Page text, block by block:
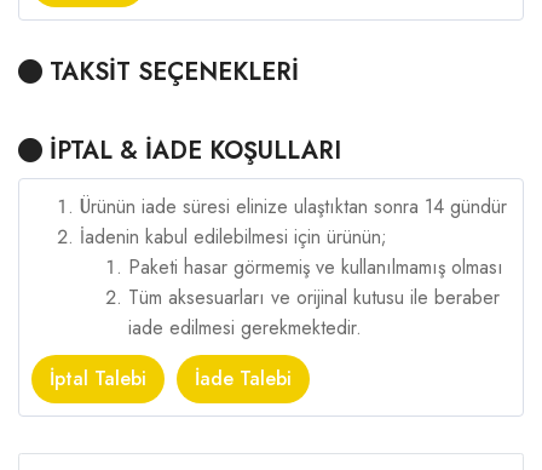
TAKSİT SEÇENEKLERİ
İPTAL & İADE KOŞULLARI
Ürünün iade süresi elinize ulaştıktan sonra 14 gündür
İadenin kabul edilebilmesi için ürünün;
Paketi hasar görmemiş ve kullanılmamış olması
Tüm aksesuarları ve orijinal kutusu ile beraber
iade edilmesi gerekmektedir.
İptal Talebi
İade Talebi